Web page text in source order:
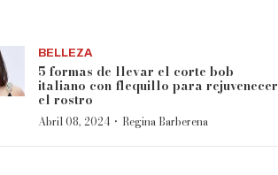
BELLEZA
5 formas de llevar el corte bob
italiano con flequillo para rejuvenecer
el rostro
Abril 08, 2024 · Regina Barberena